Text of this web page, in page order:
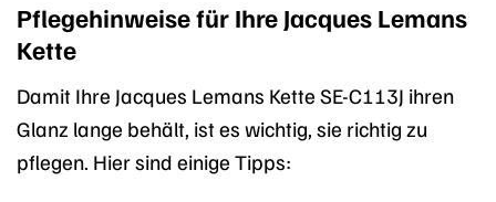
Pflegehinweise für Ihre Jacques Lemans
Kette
Damit Ihre Jacques Lemans Kette SE-C113J ihren
Glanz lange behält, ist es wichtig, sie richtig zu
pflegen. Hier sind einige Tipps: